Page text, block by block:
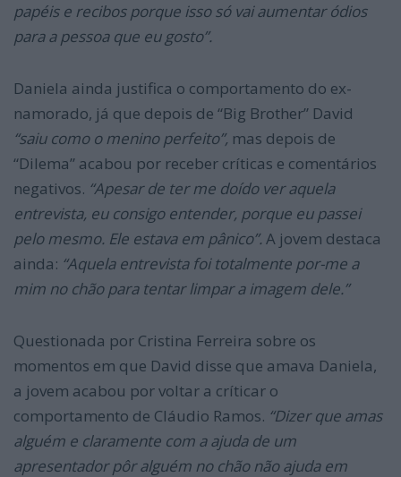
papéis e recibos porque isso só vai aumentar ódios
para a pessoa que eu gosto”.
Daniela ainda justifica o comportamento do ex-
namorado, já que depois de “Big Brother” David
“saiu como o menino perfeito”, mas depois de
“Dilema” acabou por receber críticas e comentários
negativos. “Apesar de ter me doído ver aquela
entrevista, eu consigo entender, porque eu passei
pelo mesmo. Ele estava em pânico”. A jovem destaca
ainda: “Aquela entrevista foi totalmente por-me a
mim no chão para tentar limpar a imagem dele.”
Questionada por Cristina Ferreira sobre os
momentos em que David disse que amava Daniela,
a jovem acabou por voltar a críticar o
comportamento de Cláudio Ramos. “Dizer que amas
alguém e claramente com a ajuda de um
apresentador pôr alguém no chão não ajuda em